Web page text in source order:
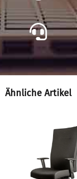
Ähnliche Artikel